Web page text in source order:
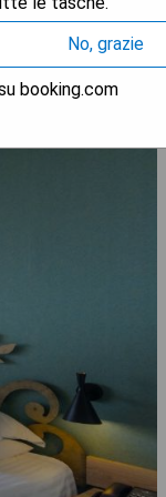
No, grazie
booking.com